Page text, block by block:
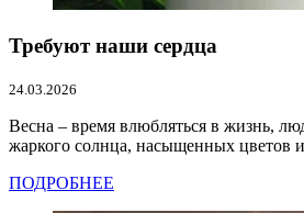
Требуют наши сердца
24.03.2026
Весна – время влюбляться в жизнь,
жаркого солнца, насыщенных цветов
ПОДРОБНЕЕ